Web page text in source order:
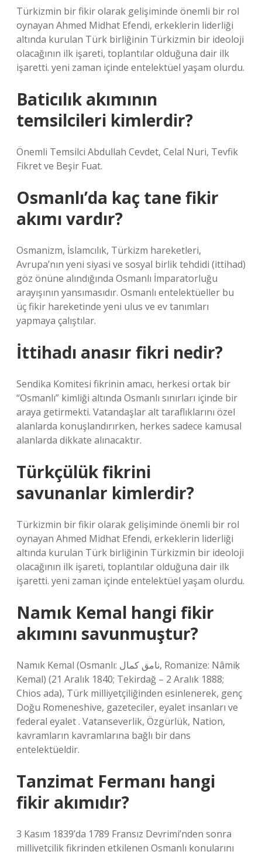
Türkizmin bir fikir olarak gelişiminde önemli bir rol
oynayan Ahmed Midhat Efendi, erkeklerin liderliği
altında kurulan Türk birliğinin Türkizmin bir ideoloji
olacağının ilk işareti, toplantılar olduğuna dair ilk
işaretti. yeni zaman içinde entelektüel yaşam olurdu.
Baticılık akımının
temsilcileri kimlerdir?
Önemli Temsilci Abdullah Cevdet, Celal Nuri, Tevfik
Fikret ve Beşir Fuat.
Osmanlı’da kaç tane fikir
akımı vardır?
Osmanizm, İslamcılık, Türkizm hareketleri,
Avrupa’nın yeni siyasi ve sosyal birlik tehdidi (ittihad)
göz önüne alındığında Osmanlı İmparatorluğu
arayışının yansımasıdır. Osmanlı entelektüeller bu
üç fikir hareketinde yeni ulus ve ev tanımları
yapmaya çalıştılar.
İttihadı anasır fikri nedir?
Sendika Komitesi fikrinin amacı, herkesi ortak bir
“Osmanlı” kimliği altında Osmanlı sınırları içinde bir
araya getirmekti. Vatandaşlar alt taraflıklarını özel
alanlarda konuşlandırırken, herkes sadece kamusal
alanlarda dikkate alınacaktır.
Türkçülük fikrini
savunanlar kimlerdir?
Türkizmin bir fikir olarak gelişiminde önemli bir rol
oynayan Ahmed Midhat Efendi, erkeklerin liderliği
altında kurulan Türk birliğinin Türkizmin bir ideoloji
olacağının ilk işareti, toplantılar olduğuna dair ilk
işaretti. yeni zaman içinde entelektüel yaşam olurdu.
Namık Kemal hangi fikir
akımını savunmuştur?
Namık Kemal (Osmanlı: نامق كمال, Romanize: Nâmiḳ
Kemal) (21 Aralık 1840; Tekirdağ – 2 Aralık 1888;
Chios ada), Türk milliyetçiliğinden esinlenerek, genç
Doğu Romeneshive, gazeteciler, eyalet insanları ve
federal eyalet . Vatanseverlik, Özgürlük, Nation,
kavramların kavramlarına bağlı bir dans
entelektüeldir.
Tanzimat Fermanı hangi
fikir akımıdır?
3 Kasım 1839’da 1789 Fransız Devrimi’nden sonra
milliyetçilik fikrinden etkilenen Osmanlı konularını